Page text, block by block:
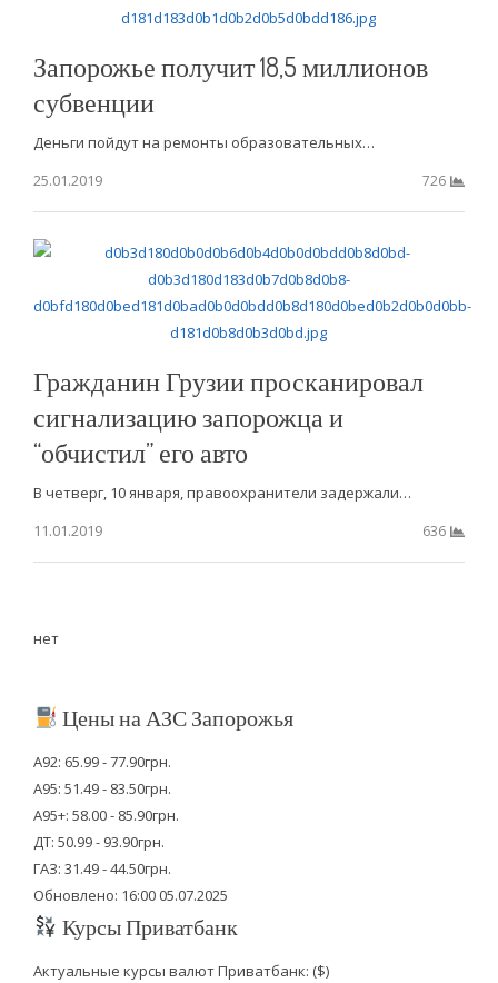
Запорожье получит 18,5 миллионов
субвенции
Деньги пойдут на ремонты образовательных…
25.01.2019
726
Гражданин Грузии просканировал
сигнализацию запорожца и
“обчистил” его авто
В четверг, 10 января, правоохранители задержали…
11.01.2019
636
нет
Цены на АЗС Запорожья
А92: 65.99 - 77.90грн.
А95: 51.49 - 83.50грн.
А95+: 58.00 - 85.90грн.
ДТ: 50.99 - 93.90грн.
ГАЗ: 31.49 - 44.50грн.
Обновлено: 16:00 05.07.2025
Курсы Приватбанк
Актуальные курсы валют Приватбанк: ($)